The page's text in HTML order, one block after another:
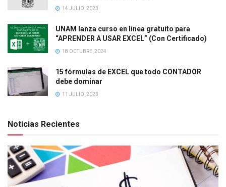
14 JULIO, 2023
UNAM lanza curso en línea gratuito para
“APRENDER A USAR EXCEL” (Con Certificado)
18 OCTUBRE, 2024
15 fórmulas de EXCEL que todo CONTADOR
debe dominar
11 JULIO, 2023
Noticias Recientes